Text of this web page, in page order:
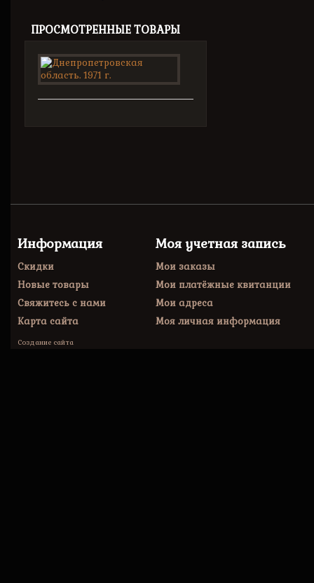
ПРОСМОТРЕННЫЕ ТОВАРЫ
Информация
Скидки
Новые товары
Свяжитесь с нами
Карта сайта
Моя учетная запись
Мои заказы
Мои платёжные квитанции
Мои адреса
Моя личная информация
Создание сайта